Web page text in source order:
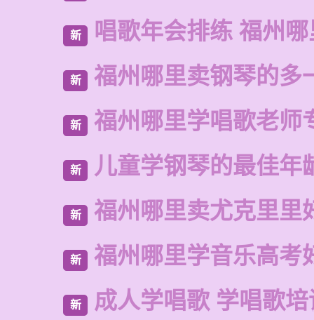
新 唱歌年会排练 福州
新 福州哪里卖钢琴的多
新 福州哪里学唱歌老师
新 儿童学钢琴的最佳年
新 福州哪里卖尤克里里
新 福州哪里学音乐高考
新 成人学唱歌 学唱歌培